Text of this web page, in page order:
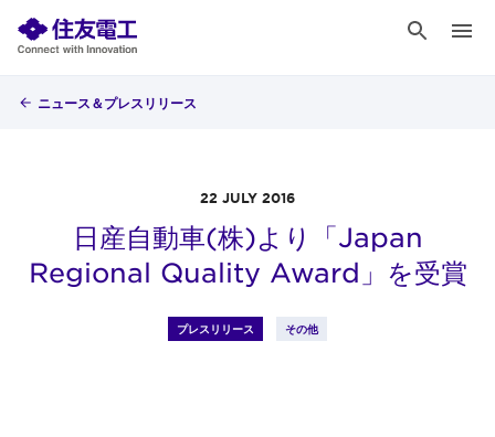
ニュース＆プレスリリース
22 JULY 2016
日産自動車(株)より「Japan
Regional Quality Award」を受賞
プレスリリース その他